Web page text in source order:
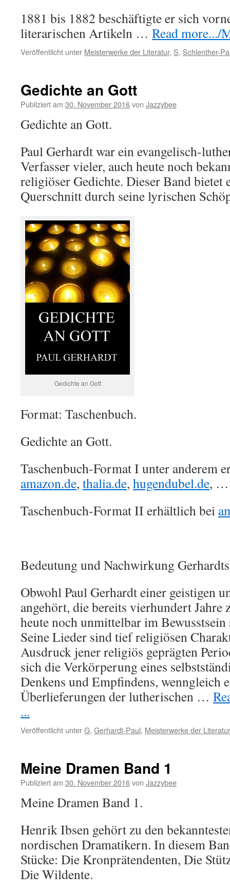
1881 bis 1882 beschäftigte er sich
literarischen Artikeln … Read more.../
Veröffentlicht unter Meisterwerke der Literatur, S, Schlenther-
Gedichte an Gott
Publiziert am 30. November 2016von Jazzybee
Gedichte an Gott.
Paul Gerhardt war ein evangelisch-
Verfasser vieler, auch heute noch
religiöser Gedichte. Dieser Band bietet
Querschnitt durch seine lyrischen
Gedichte an Gott
Format: Taschenbuch.
Gedichte an Gott.
Taschenbuch-Format I unter anderem
amazon.de, thalia.de, hugendubel.de, …
Taschenbuch-Format II erhältlich bei
Bedeutung und Nachwirkung
Obwohl Paul Gerhardt einer geistigen
angehört, die bereits vierhundert Jahre
heute noch unmittelbar im
Seine Lieder sind tief religiösen
Ausdruck jener religiös geprägten
sich die Verkörperung eines
Denkens und Empfindens, wenngleich
Überlieferungen der lutherischen …
...
Veröffentlicht unterG, Gerhardt-Paul, Meisterwerke der Literatur
Meine Dramen Band 1
Publiziert am 30. November 2016von Jazzybee
Meine Dramen Band 1.
Henrik Ibsen gehört zu den
nordischen Dramatikern. In diesem
Stücke: Die Kronprätendenten, Die
Die Wildente.